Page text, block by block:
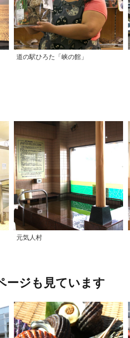
道の駅ひろた「峡の館」
元気人村
ージも見ています